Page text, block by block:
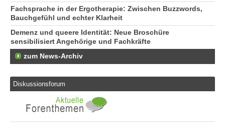
Fachsprache in der Ergotherapie: Zwischen Buzzwords,
Bauchgefühl und echter Klarheit
Demenz und queere Identität: Neue Broschüre
sensibilisiert Angehörige und Fachkräfte
zum News-Archiv
Diskussionsforum